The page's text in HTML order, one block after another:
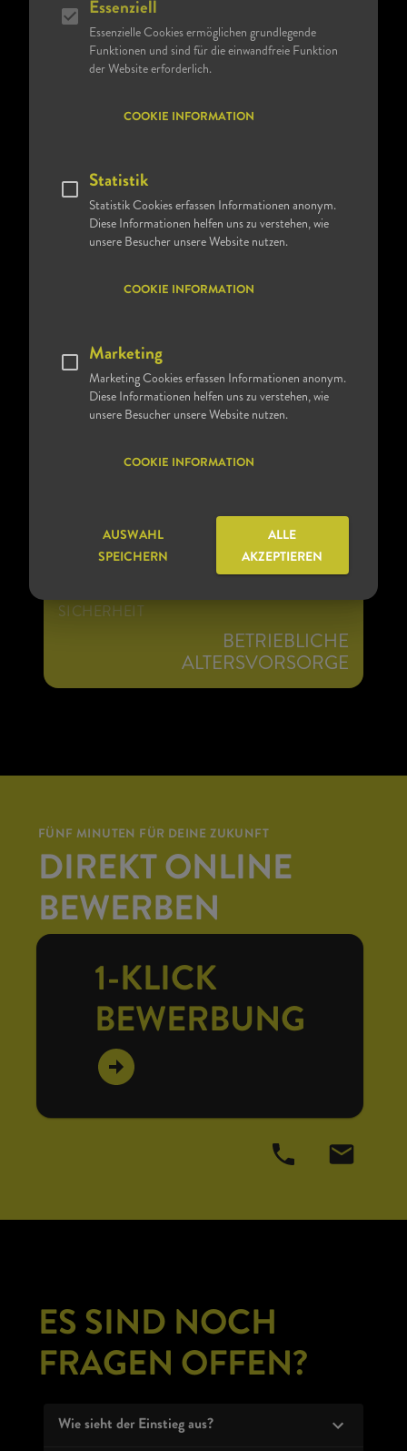
Weiterbildungsmöglichkeiten. Darüber hinaus beinhaltet
er weitere Benefits wie eine betriebliche
Krankenzusatzversicherung und die Möglichkeit der
Entgeltumwandlung in Sachleistungen.
EINSTIEG
QUALIFIZIERTE EINARBEITUNG
TECHNIK
LANGFRISTIGE DIENSTPLANUNG
SICHERHEIT
BETRIEBLICHE
ALTERSVORSORGE
FÜNF MINUTEN FÜR DEINE ZUKUNFT
DIREKT ONLINE
BEWERBEN
1-KLICK
BEWERBUNG
ES SIND NOCH
FRAGEN OFFEN?
Wie sieht der Einstieg aus?
Essenziell
Essenzielle Cookies ermöglichen grundlegende
Funktionen und sind für die einwandfreie Funktion
der Website erforderlich.
COOKIE INFORMATION
Statistik
Statistik Cookies erfassen Informationen anonym.
Diese Informationen helfen uns zu verstehen, wie
unsere Besucher unsere Website nutzen.
COOKIE INFORMATION
Marketing
Marketing Cookies erfassen Informationen anonym.
Diese Informationen helfen uns zu verstehen, wie
unsere Besucher unsere Website nutzen.
COOKIE INFORMATION
AUSWAHL
SPEICHERN
ALLE
AKZEPTIEREN